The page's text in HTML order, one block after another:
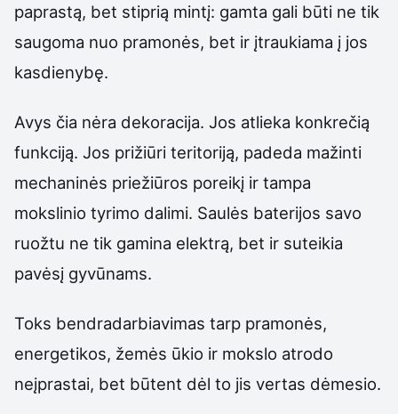
paprastą, bet stiprią mintį: gamta gali būti ne tik
saugoma nuo pramonės, bet ir įtraukiama į jos
kasdienybę.
Avys čia nėra dekoracija. Jos atlieka konkrečią
funkciją. Jos prižiūri teritoriją, padeda mažinti
mechaninės priežiūros poreikį ir tampa
mokslinio tyrimo dalimi. Saulės baterijos savo
ruožtu ne tik gamina elektrą, bet ir suteikia
pavėsį gyvūnams.
Toks bendradarbiavimas tarp pramonės,
energetikos, žemės ūkio ir mokslo atrodo
neįprastai, bet būtent dėl to jis vertas dėmesio.